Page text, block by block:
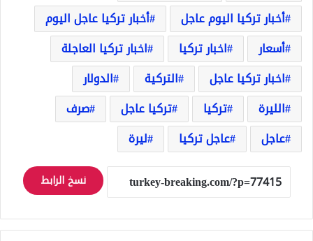
أخبار تركيا اليوم عاجل
أخبار تركيا عاجل اليوم
أسعار
اخبار تركيا
اخبار تركيا العاجلة
اخبار تركيا عاجل
التركية
الدولار
الليرة
تركيا تركيا عاجل
صرف
عاجل
عاجل تركيا ليرة
نسخ الرابط